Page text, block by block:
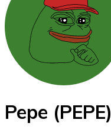
BTC
Pepe (PEPE)